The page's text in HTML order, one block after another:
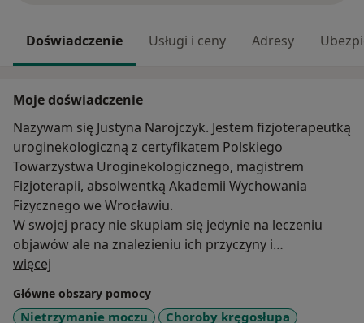
Doświadczenie Usługi i ceny Adresy
Moje doświadczenie
Nazywam się Justyna Narojczyk. Jestem fizjoterapeutką
uroginekologiczną z certyfikatem Polskiego
Towarzystwa Uroginekologicznego, magistrem
Fizjoterapii, absolwentką Akademii Wychowania
Fizycznego we Wrocławiu.
W swojej pracy nie skupiam się jedynie na leczeniu
objawów ale na znalezieniu ich przyczyny i
odpowiednio dobranej terapii.
Specjalizuję się w terapii kobiet na każdym etapie
życia. Począwszy od bolesnego miesiączkowania,
więcej
Główne obszary pomocy
Nietrzymanie moczu
Choroby kręgosłupa